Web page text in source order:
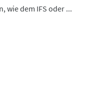
wie dem IFS oder ...